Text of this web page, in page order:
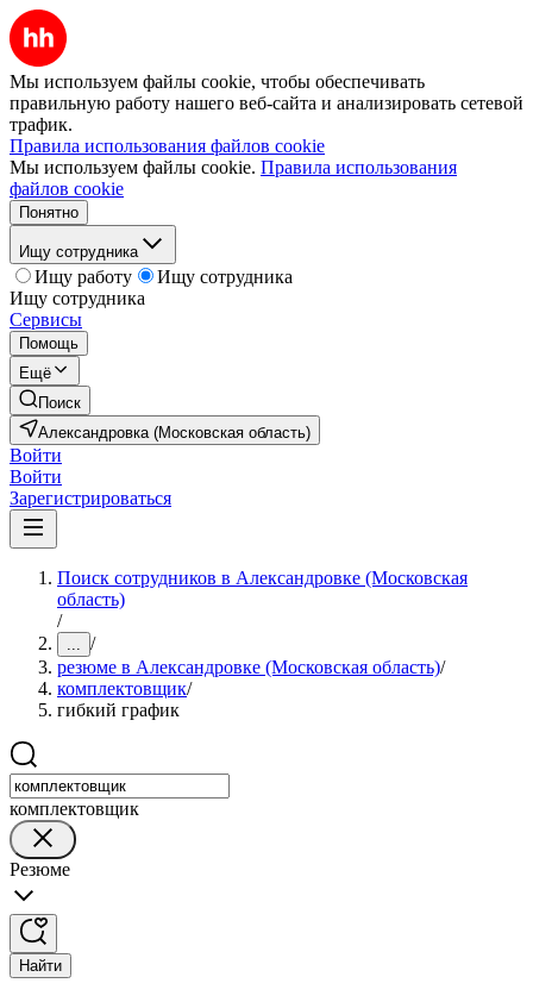
Мы используем файлы cookie, чтобы обеспечивать
правильную работу нашего веб-сайта и анализировать сетевой
трафик.
Правила использования файлов cookie
Мы используем файлы cookie. Правила использования
файлов cookie
Понятно
Ищу сотрудника
Ищу работу
Ищу сотрудника
Ищу сотрудника
Сервисы
Помощь
Ещё
Поиск
Александровка (Московская область)
Войти
Войти
Зарегистрироваться
Поиск сотрудников в Александровке (Московская
область)
/
... /
резюме в Александровке (Московская область)/
комплектовщик/
гибкий график
комплектовщик
Резюме
Найти